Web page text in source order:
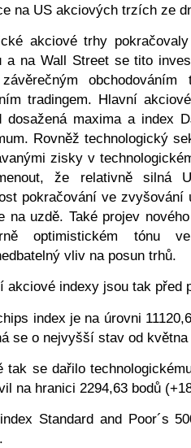
na US akciových trzích ze
akciové trhy
a na Wall Street se tito
tradingem. Hlavní
dosažená maxima a index
Rovněž technologický
zisky v
že relativně silná
pokračování ve
na uzdě. Také projev
optimistickém
vliv na posun trhů.
akciové indexy jsou tak před
index je na úrovni
se o nejvyšší stav od května
tak se dařilo
na hranici 2294,63 bodů
Standard and Poor´s